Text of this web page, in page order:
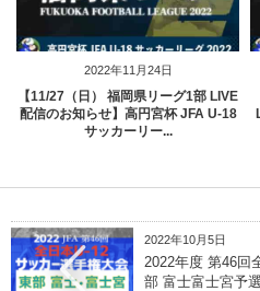
2022年11月24日
【11/27（日） 福岡県リーグ1部 LIVE
配信のお知らせ】高円宮杯 JFA U-18
サッカーリー...
2022年10月5日
2022年度 第46回
部 富士富士宮予